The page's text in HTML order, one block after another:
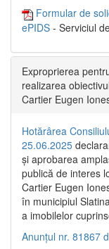
Formular de
ePIDS - Serviciul
Exproprierea
realizarea
Cartier Eugen
Hotărârea
25.06.2025
și aprobarea
publică de interes
Cartier Eugen
în municipiul
a imobilelor
Anunțul nr. 81867